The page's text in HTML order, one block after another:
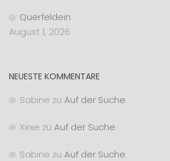
Querfeldein
August 1, 2026
NEUESTE KOMMENTARE
Sabine zu Auf der Suche
Xirxe zu Auf der Suche
Sabine zu Auf der Suche